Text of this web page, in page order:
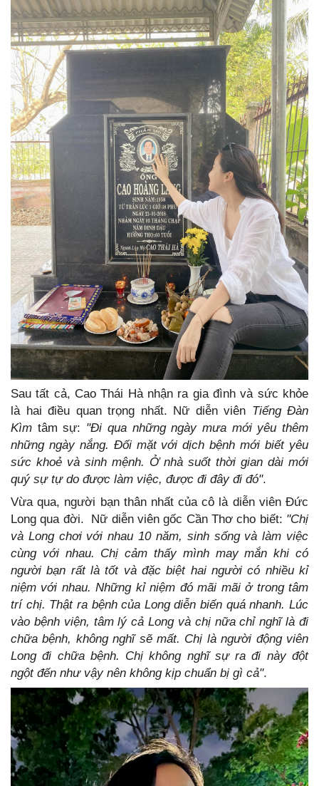
Sau tất cả, Cao Thái Hà nhận ra gia đình và sức khỏe
là hai điều quan trọng nhất. Nữ diễn viên Tiếng Đàn
Kìm tâm sự: "Đi qua những ngày mưa mới yêu thêm
những ngày nắng. Đối mặt với dịch bệnh mới biết yêu
sức khoẻ và sinh mệnh. Ở nhà suốt thời gian dài mới
quý sự tự do được làm việc, được đi đây đi đó".
Vừa qua, người bạn thân nhất của cô là diễn viên Đức
Long qua đời. Nữ diễn viên gốc Cần Thơ cho biết: "Chị
và Long chơi với nhau 10 năm, sinh sống và làm việc
cùng với nhau. Chị cảm thấy mình may mắn khi có
người bạn rất là tốt và đặc biệt hai người có nhiều kỉ
niệm với nhau. Những kỉ niệm đó mãi mãi ở trong tâm
trí chị. Thật ra bệnh của Long diễn biến quá nhanh. Lúc
vào bệnh viện, tâm lý cả Long và chị nữa chỉ nghĩ là đi
chữa bệnh, không nghĩ sẽ mất. Chị là người động viên
Long đi chữa bệnh. Chị không nghĩ sự ra đi này đột
ngột đến như vậy nên không kịp chuẩn bị gì cả".